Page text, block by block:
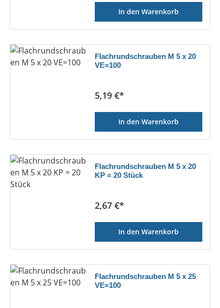
In den Warenkorb
Flachrundschrauben M 5 x 20
VE=100
Regulärer Preis:
5,19 €*
In den Warenkorb
Flachrundschrauben M 5 x 20
KP = 20 Stück
Regulärer Preis:
2,67 €*
In den Warenkorb
Flachrundschrauben M 5 x 25
VE=100